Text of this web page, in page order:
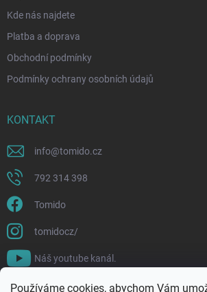
Používáme cookies, abychom Vám
Kde nás najdete
Platba a doprava
Obchodní podmínky
Podmínky ochrany osobních údajů
KONTAKT
info@tomido.cz
792 314 398
Tomido
tomidocz/
Náš youtube kanál.